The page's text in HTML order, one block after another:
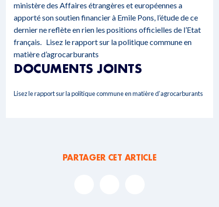
ministère des Affaires étrangères et européennes a
apporté son soutien financier à Emile Pons, l’étude de ce
dernier ne reflète en rien les positions officielles de l’Etat
français. Lisez le rapport sur la politique commune en
matière d’agrocarburants
DOCUMENTS JOINTS
Lisez le rapport sur la politique commune en matière d’agrocarburants
PARTAGER CET ARTICLE